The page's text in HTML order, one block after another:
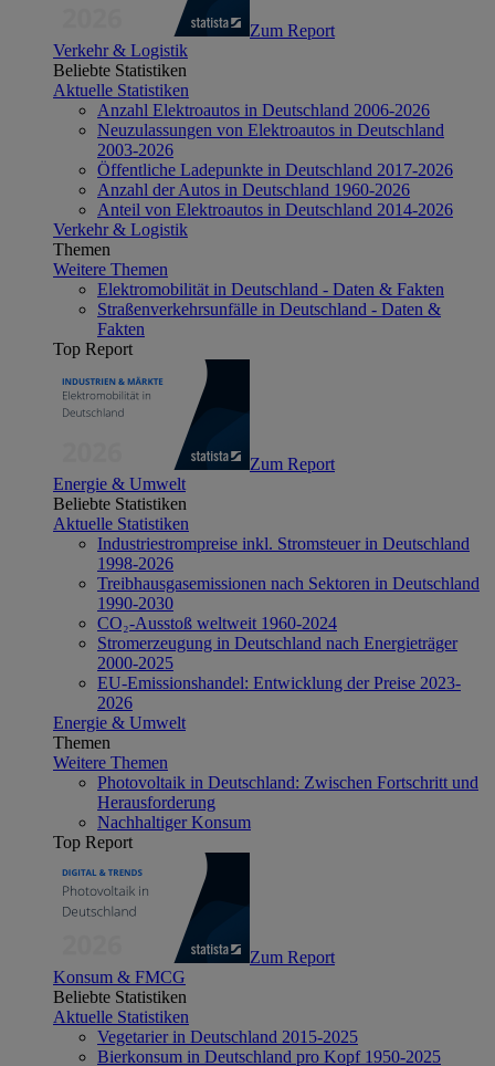
Zum Report
Verkehr & Logistik
Beliebte Statistiken
Aktuelle Statistiken
Anzahl Elektroautos in Deutschland 2006-2026
Neuzulassungen von Elektroautos in Deutschland
2003-2026
Öffentliche Ladepunkte in Deutschland 2017-2026
Anzahl der Autos in Deutschland 1960-2026
Anteil von Elektroautos in Deutschland 2014-2026
Verkehr & Logistik
Themen
Weitere Themen
Elektromobilität in Deutschland - Daten & Fakten
Straßenverkehrsunfälle in Deutschland - Daten &
Fakten
Top Report
Zum Report
Energie & Umwelt
Beliebte Statistiken
Aktuelle Statistiken
Industriestrompreise inkl. Stromsteuer in Deutschland
1998-2026
Treibhausgasemissionen nach Sektoren in Deutschland
1990-2030
CO₂-Ausstoß weltweit 1960-2024
Stromerzeugung in Deutschland nach Energieträger
2000-2025
EU-Emissionshandel: Entwicklung der Preise 2023-
2026
Energie & Umwelt
Themen
Weitere Themen
Photovoltaik in Deutschland: Zwischen Fortschritt und
Herausforderung
Nachhaltiger Konsum
Top Report
Zum Report
Konsum & FMCG
Beliebte Statistiken
Aktuelle Statistiken
Vegetarier in Deutschland 2015-2025
Bierkonsum in Deutschland pro Kopf 1950-2025